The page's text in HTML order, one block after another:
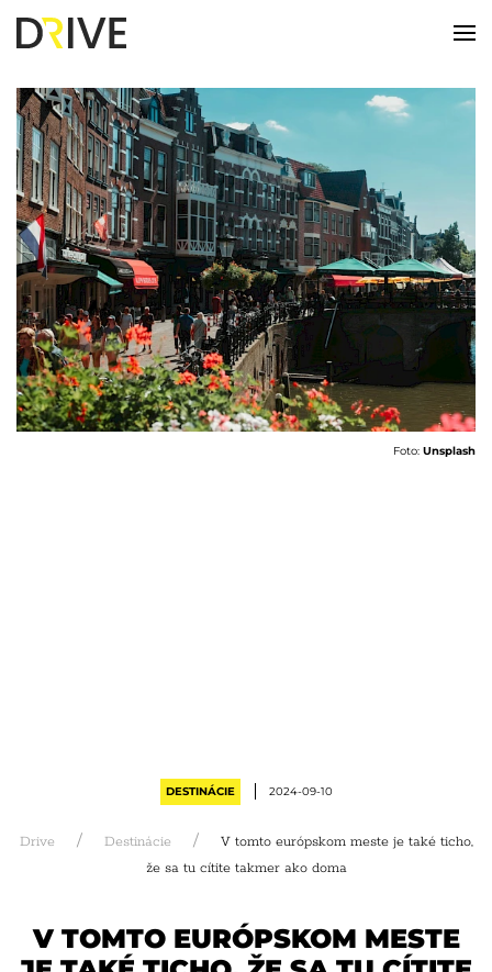
Foto: Unsplash
DESTINÁCIE 2024-09-10
Drive Destinácie
V tomto európskom meste je také ticho,
že sa tu cítite takmer ako doma
V TOMTO EURÓPSKOM MESTE